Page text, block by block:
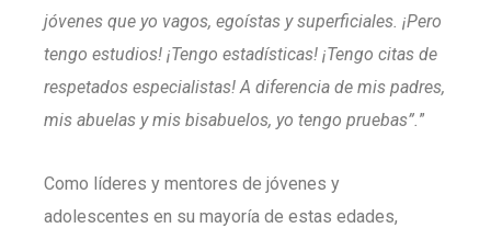
jóvenes que yo vagos, egoístas y superficiales. ¡Pero
tengo estudios! ¡Tengo estadísticas! ¡Tengo citas de
respetados especialistas! A diferencia de mis padres,
mis abuelas y mis bisabuelos, yo tengo pruebas”.”
Como líderes y mentores de jóvenes y
adolescentes en su mayoría de estas edades,